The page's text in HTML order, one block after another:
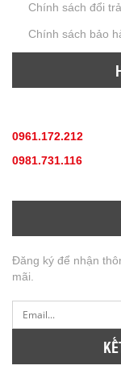
Chính sách đổi trả
Chính sách bảo
0961.172.212
0981.731.116
Đăng ký để nhận
mãi.